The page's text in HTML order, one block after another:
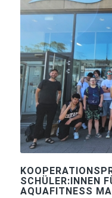
SCHÜLER:INNEN
AQUAFITNESS